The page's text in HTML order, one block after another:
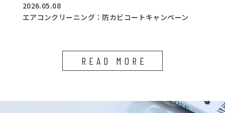
2026.05.08
エアコンクリーニング：防カビコートキャンペーン
READ MORE